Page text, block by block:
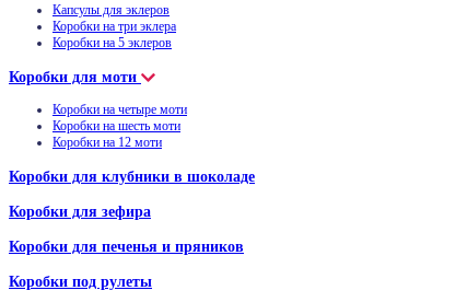
Капсулы для эклеров
Коробки на три эклера
Коробки на 5 эклеров
Коробки для моти
Коробки на четыре моти
Коробки на шесть моти
Коробки на 12 моти
Коробки для клубники в шоколаде
Коробки для зефира
Коробки для печенья и пряников
Коробки под рулеты